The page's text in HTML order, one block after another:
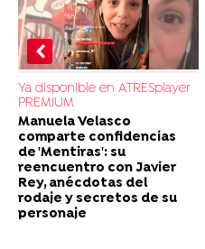
Ya disponible en ATRESplayer
PREMIUM
Manuela Velasco
comparte confidencias
de 'Mentiras': su
reencuentro con Javier
Rey, anécdotas del
rodaje y secretos de su
personaje